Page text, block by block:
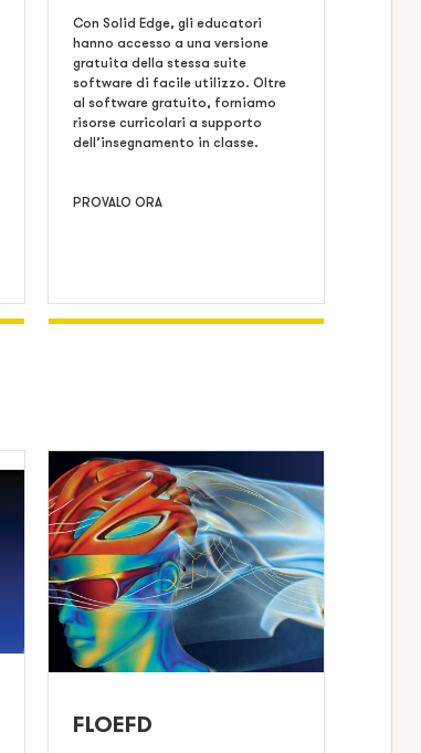
Con Solid Edge, gli educatori
hanno accesso a una versione
gratuita della stessa suite
software di facile utilizzo. Oltre
al software gratuito, forniamo
risorse curricolari a supporto
dell’insegnamento in classe.
PROVALO ORA
FLOEFD